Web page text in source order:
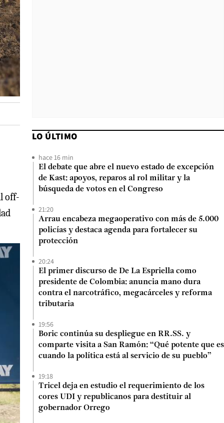
off-
LO ÚLTIMO
hace 16 min
El debate que abre el nuevo estado de excepción
de Kast: apoyos, reparos al rol militar y la
búsqueda de votos en el Congreso
21:20
Arrau encabeza megaoperativo con más de 5.000
policías y destaca agenda para fortalecer su
protección
20:24
El primer discurso de De La Espriella como
presidente de Colombia: anuncia mano dura
contra el narcotráfico, megacárceles y reforma
tributaria
19:56
Boric continúa su despliegue en RR.SS. y
comparte visita a San Ramón: “Qué potente que es
cuando la política está al servicio de su pueblo”
19:18
Tricel deja en estudio el requerimiento de los
cores UDI y republicanos para destituir al
gobernador Orrego